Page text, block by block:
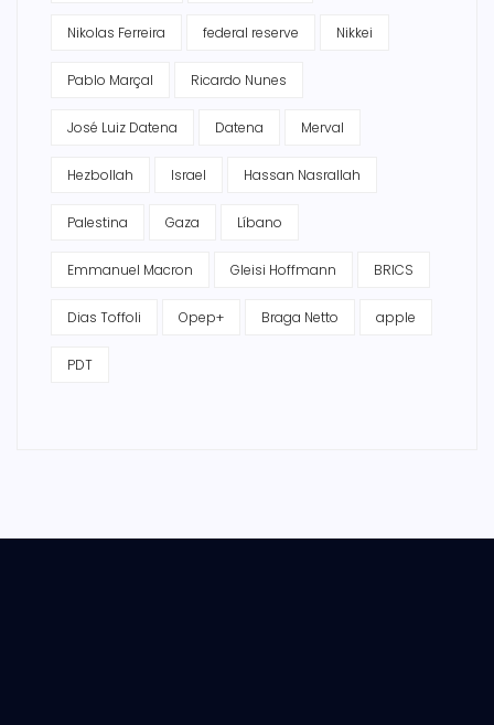
Nikolas Ferreira federal reserve Nikkei
Pablo Marçal Ricardo Nunes
José Luiz Datena Datena Merval
Hezbollah Israel Hassan Nasrallah
Palestina Gaza Líbano
Emmanuel Macron Gleisi Hoffmann BRICS
Dias Toffoli Opep+ Braga Netto apple
PDT